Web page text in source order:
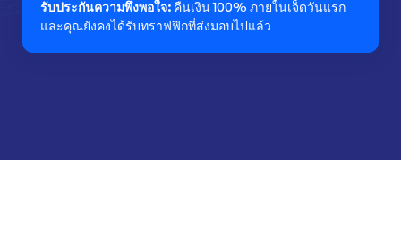
รับประกันความพึงพอใจ: คืนเงิน 100% ภายในเจ็ดวันแรก
และคุณยังคงได้รับทราฟฟิกที่ส่งมอบไปแล้ว